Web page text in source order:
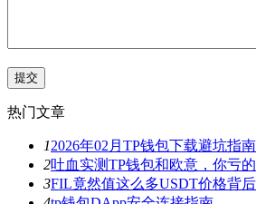
热门文章
12026年02月TP钱包下载避坑指
2吐血实测TP钱包和欧意，你亏
3FIL竟然值这么多USDT价格背